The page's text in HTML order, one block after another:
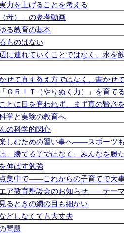
力を上げることを考える
母）」の参考動画
る教育の基本
ものはない
に連れていくことではなく、水を
せて直す教え方ではなく、書かせ
ＧＲＩＴ（やりぬく力）」を育てる
とに目を奪われず、まず真の賢さ
学と実験の教育へ
の科学的関心
しむための習い事へ――スポーツ
、勝てる子ではなく、みんなを勝
伸ばす勉強
集中で――これからの子育てで大
ア教育懇談会のお知らせ――テー
るときの網の目も細かい
どしなくても大丈夫
問題